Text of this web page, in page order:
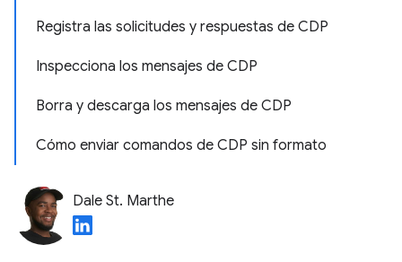
Registra las solicitudes y respuestas de CDP
Inspecciona los mensajes de CDP
Borra y descarga los mensajes de CDP
Cómo enviar comandos de CDP sin formato
Dale St. Marthe